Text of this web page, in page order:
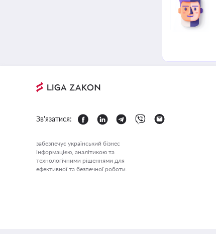
Зв'язатися:
забезпечує український бізнес
інформацією, аналітикою та
технологічними рішеннями для
ефективної та безпечної роботи.